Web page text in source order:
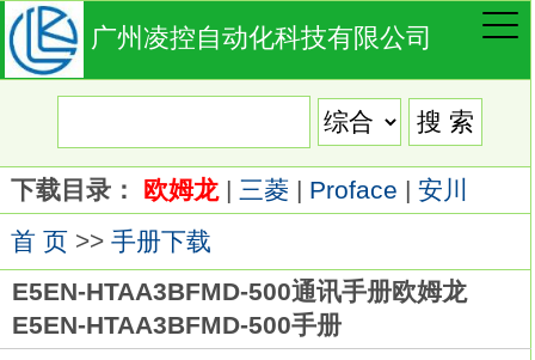
广州凌控自动化科技有限公司
下载目录： 欧姆龙| 三菱| Proface | 安川
首 页>> 手册下载
E5EN-HTAA3BFMD-500通讯手册欧姆龙
E5EN-HTAA3BFMD-500手册